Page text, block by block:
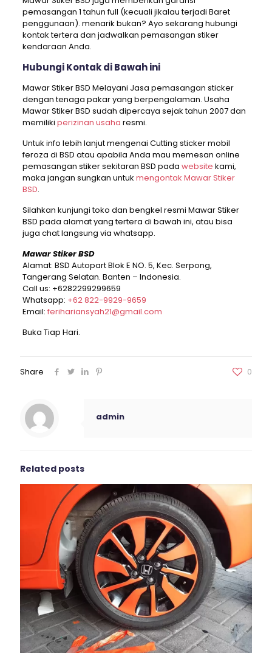
pemasangan 1 tahun full (kecuali jikalau terjadi Baret
penggunaan). menarik bukan? Ayo sekarang hubungi
kontak tertera dan jadwalkan pemasangan stiker
kendaraan Anda.
Hubungi Kontak di Bawah ini
Mawar Stiker BSD Melayani Jasa pemasangan sticker
dengan tenaga pakar yang berpengalaman. Usaha
Mawar Stiker BSD sudah dipercaya sejak tahun 2007 dan
memiliki perizinan usaha resmi.
Untuk info lebih lanjut mengenai Cutting sticker mobil
feroza di BSD atau apabila Anda mau memesan online
pemasangan stiker sekitaran BSD pada website kami,
maka jangan sungkan untuk mengontak Mawar Stiker
BSD.
Silahkan kunjungi toko dan bengkel resmi Mawar Stiker
BSD pada alamat yang tertera di bawah ini, atau bisa
juga chat langsung via whatsapp.
Mawar Stiker BSD
Alamat: BSD Autopart Blok E NO. 5, Kec. Serpong,
Tangerang Selatan. Banten – Indonesia.
Call us: +6282299299659
Whatsapp: +62 822-9929-9659
Email: ferihariansyah21@gmail.com
Buka Tiap Hari.
Share 0
admin
Related posts